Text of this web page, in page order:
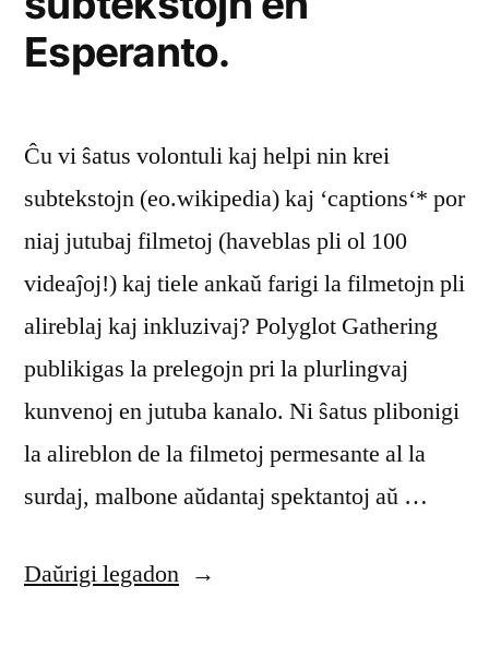
Esperanto.
Ĉu vi ŝatus volontuli kaj helpi nin krei
subtekstojn (eo.wikipedia) kaj ‘captions‘* por
niaj jutubaj filmetoj (haveblas pli ol 100
videaĵoj!) kaj tiele ankaŭ farigi la filmetojn pli
alireblaj kaj inkluzivaj? Polyglot Gathering
publikigas la prelegojn pri la plurlingvaj
kunvenoj en jutuba kanalo. Ni ŝatus plibonigi
la alireblon de la filmetoj permesante al la
surdaj, malbone aŭdantaj spektantoj aŭ …
Daŭrigi legadon“Helpu